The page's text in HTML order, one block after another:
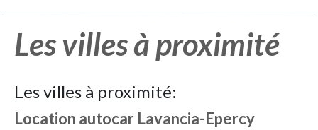
Les villes à proximité
Les villes à proximité:
Location autocar Lavancia-Epercy